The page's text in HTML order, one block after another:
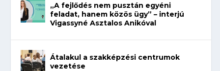
„A fejlődés nem pusztán egyéni
feladat, hanem közös ügy” – interjú
Vigassyné Asztalos Anikóval
Átalakul a szakképzési centrumok
vezetése